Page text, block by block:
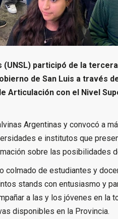
(UNSL) participó de la
de San Luis a través
Articulación con el Nivel
Argentinas y convocó a
e institutos que
sobre las posibilidades
colmado de estudiantes y
stands con entusiasmo y
a las y los jóvenes en la
disponibles en la Provincia.